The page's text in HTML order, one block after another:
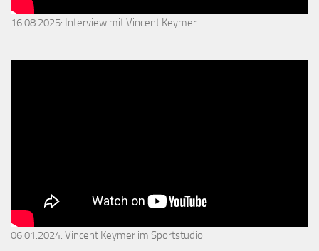
16.08.2025: Interview mit Vincent Keymer
06.01.2024: Vincent Keymer im Sportstudio